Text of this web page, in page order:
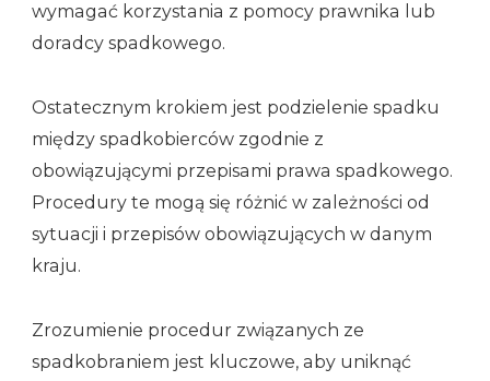
wymagać korzystania z pomocy prawnika lub
doradcy spadkowego.
Ostatecznym krokiem jest podzielenie spadku
między spadkobierców zgodnie z
obowiązującymi przepisami prawa spadkowego.
Procedury te mogą się różnić w zależności od
sytuacji i przepisów obowiązujących w danym
kraju.
Zrozumienie procedur związanych ze
spadkobraniem jest kluczowe, aby uniknąć